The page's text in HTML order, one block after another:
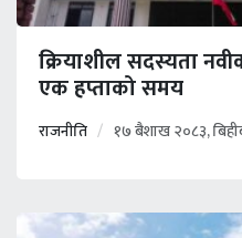
क्रियाशील सदस्यता
एक हप्ताको समय
राजनीति १७ बैशाख २०८३,